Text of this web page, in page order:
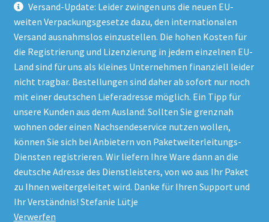
Versand-Update: Leider zwingen uns die neuen EU-
weiten Verpackungsgesetze dazu, den internationalen
Versand ausnahmslos einzustellen. Die hohen Kosten für
die Registrierung und Lizenzierung in jedem einzelnen EU-
Land sind für uns als kleines Unternehmen finanziell leider
nicht tragbar. Bestellungen sind daher ab sofort nur noch
mit einer deutschen Lieferadresse möglich. Ein Tipp für
unsere Kunden aus dem Ausland: Sollten Sie grenznah
wohnen oder einen Nachsendeservice nutzen wollen,
können Sie sich bei Anbietern von Paketweiterleitungs-
Diensten registrieren. Wir liefern Ihre Ware dann an die
deutsche Adresse des Dienstleisters, von wo aus Ihr Paket
zu Ihnen weitergeleitet wird. Danke für Ihren Support und
Ihr Verständnis! Stefanie Lütje
Verwerfen
© Onlineshop Kinderlino 2026
Datenschutzerklärung
Erstellt mit WooCommerce.
Vertrag widerrufen
Alle Preise inkl. der gesetzlichen MwSt.